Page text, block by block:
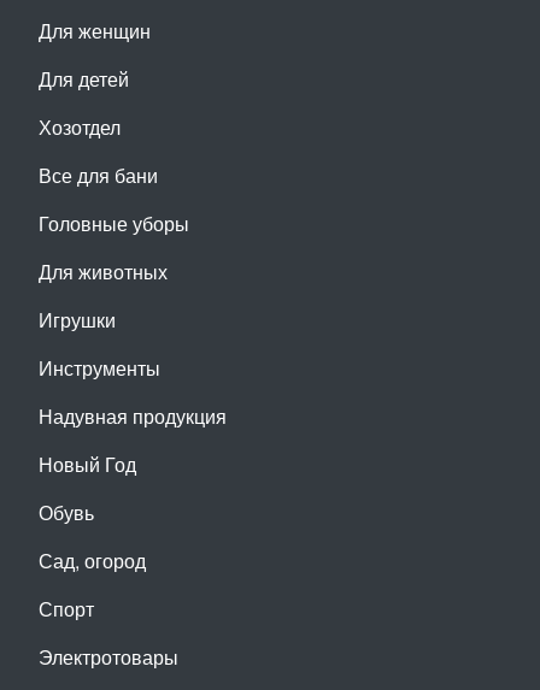
Для женщин
Для детей
Хозотдел
Все для бани
Головные уборы
Для животных
Игрушки
Инструменты
Надувная продукция
Новый Год
Обувь
Сад, огород
Спорт
Электротовары